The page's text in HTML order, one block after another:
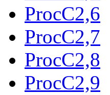
ProcC2,6
ProcC2,7
ProcC2,8
ProcC2,9